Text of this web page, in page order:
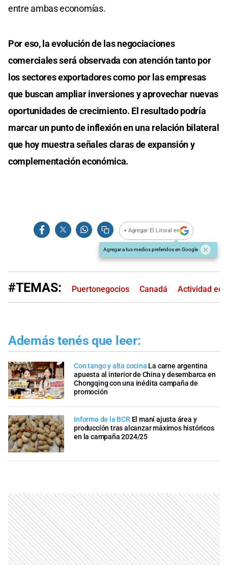
entre ambas economías.
Por eso, la evolución de las negociaciones
comerciales será observada con atención tanto por
los sectores exportadores como por las empresas
que buscan ampliar inversiones y aprovechar nuevas
oportunidades de crecimiento. El resultado podría
marcar un punto de inflexión en una relación bilateral
que hoy muestra señales claras de expansión y
complementación económica.
+ Agregar El Litoral en
Agregar a tus medios preferidos en Google
#TEMAS: Puertonegocios Canadá Actividad
Además tenés que leer:
Con tango y alta cocina La carne argentina
apuesta al interior de China y desembarca en
Chongqing con una inédita campaña de
promoción
Informe de la BCR El maní ajusta área y
producción tras alcanzar máximos históricos
en la campaña 2024/25